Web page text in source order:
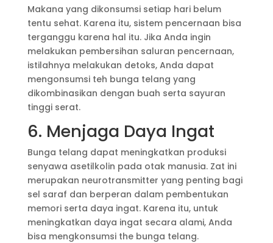
Makana yang dikonsumsi setiap hari belum
tentu sehat. Karena itu, sistem pencernaan bisa
terganggu karena hal itu. Jika Anda ingin
melakukan pembersihan saluran pencernaan,
istilahnya melakukan detoks, Anda dapat
mengonsumsi teh bunga telang yang
dikombinasikan dengan buah serta sayuran
tinggi serat.
6. Menjaga Daya Ingat
Bunga telang dapat meningkatkan produksi
senyawa asetilkolin pada otak manusia. Zat ini
merupakan neurotransmitter yang penting bagi
sel saraf dan berperan dalam pembentukan
memori serta daya ingat. Karena itu, untuk
meningkatkan daya ingat secara alami, Anda
bisa mengkonsumsi the bunga telang.